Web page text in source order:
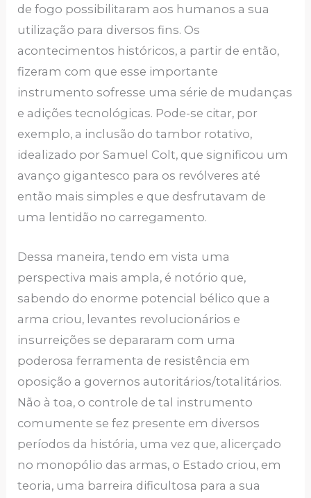
de fogo possibilitaram aos humanos a sua
utilização para diversos fins. Os
acontecimentos históricos, a partir de então,
fizeram com que esse importante
instrumento sofresse uma série de mudanças
e adições tecnológicas. Pode-se citar, por
exemplo, a inclusão do tambor rotativo,
idealizado por Samuel Colt, que significou um
avanço gigantesco para os revólveres até
então mais simples e que desfrutavam de
uma lentidão no carregamento.
Dessa maneira, tendo em vista uma
perspectiva mais ampla, é notório que,
sabendo do enorme potencial bélico que a
arma criou, levantes revolucionários e
insurreições se depararam com uma
poderosa ferramenta de resistência em
oposição a governos autoritários/totalitários.
Não à toa, o controle de tal instrumento
comumente se fez presente em diversos
períodos da história, uma vez que, alicerçado
no monopólio das armas, o Estado criou, em
teoria, uma barreira dificultosa para a sua